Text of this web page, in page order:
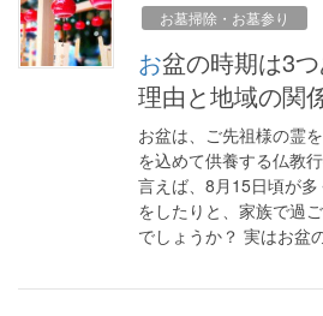
お墓掃除・お墓参り
お盆の時期は3つある！？分かれた
理由と地域の関
お盆は、ご先祖様の霊
を込めて供養する仏教
言えば、8月15日頃が
をしたりと、家族で過
でしょうか？ 実はお盆